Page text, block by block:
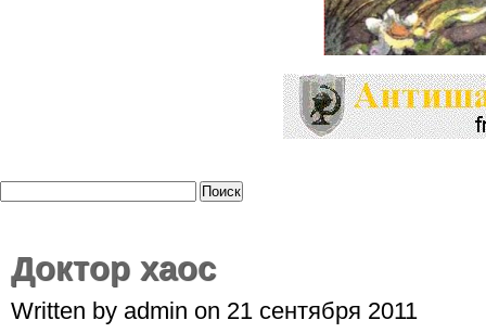
Доктор хаос
Written by admin on 21 сентября 2011